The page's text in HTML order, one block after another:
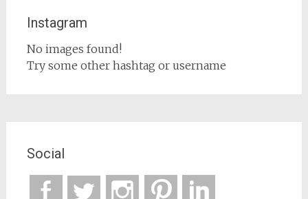
Instagram
No images found!
Try some other hashtag or username
Social